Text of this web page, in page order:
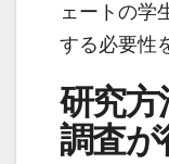
ェートの学
する必要性
研究
調査